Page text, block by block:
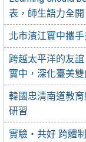
表，師生語力全
北市濱江實中攜
跨越太平洋的友
實中，深化臺美
韓國忠清南道教
研習
實驗・共好 跨體